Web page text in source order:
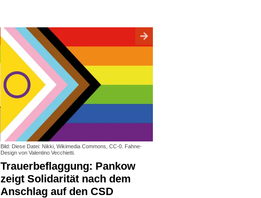
Bild: Diese Datei: Nikki, Wikimedia Commons, CC-0. Fahne-
Design von Valentino Vecchietti.
Trauerbeflaggung: Pankow
zeigt Solidarität nach dem
Anschlag auf den CSD